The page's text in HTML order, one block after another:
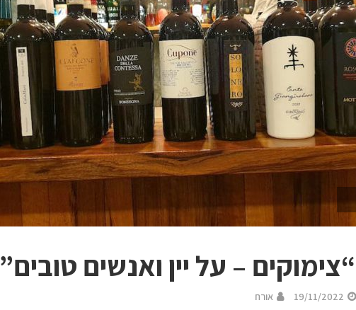
“צימוקים – על יין ואנשים טובים”
19/11/2022 אורח